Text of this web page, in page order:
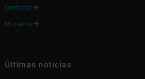
Contactar 
Mi cuenta 
Últimas notícias